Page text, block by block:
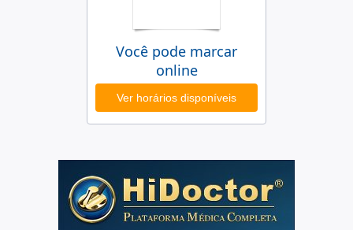
Você pode marcar
online
Ver horários disponíveis